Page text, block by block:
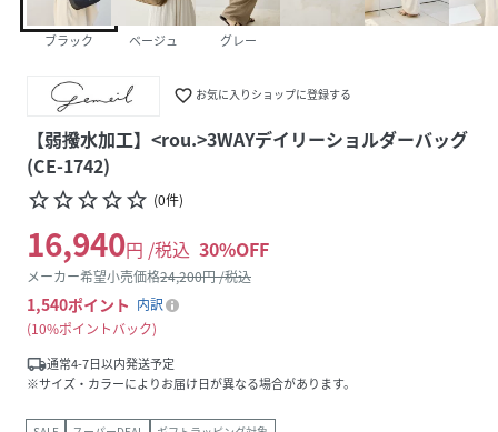
ブラック ベージュ グレー
favorite_border お気に入りショップに登録する
【弱撥水加工】<rou.>3WAYデイリーショルダーバッグ
(CE-1742)
star_borderstar_borderstar_borderstar_borderstar_border (0件)
16,940円 /税込 30%OFF
メーカー希望小売価格24,200円 /税込
1,540ポイント 内訳
10%ポイントバック
local_shipping通常4-7日以内発送予定
※サイズ・カラーによりお届け日が異なる場合があります。